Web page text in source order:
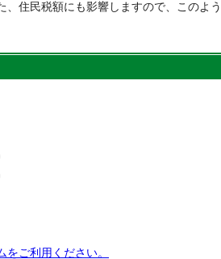
住民税額にも影響しますので、このよ
ご利用ください。